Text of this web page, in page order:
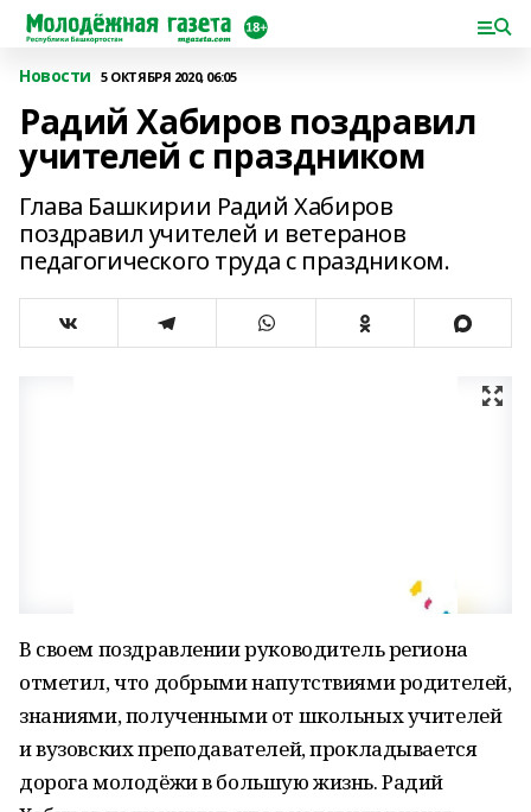
Новости 5 ОКТЯБРЯ 2020, 06:05
Радий Хабиров поздравил
учителей с праздником
Глава Башкирии Радий Хабиров
поздравил учителей и ветеранов
педагогического труда с праздником.
В своем поздравлении руководитель региона
отметил, что добрыми напутствиями родителей,
знаниями, полученными от школьных учителей
и вузовских преподавателей, прокладывается
дорога молодёжи в большую жизнь. Радий